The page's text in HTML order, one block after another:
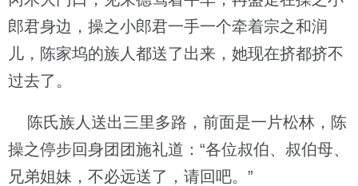
郎君身边，操之小郎君一手一个牵着宗之和润
儿，陈家坞的族人都送了出来，她现在挤都挤不
过去了。
陈氏族人送出三里多路，前面是一片松林，陈
操之停步回身团团施礼道：“各位叔伯、叔伯母、
兄弟姐妹，不必远送了，请回吧。”